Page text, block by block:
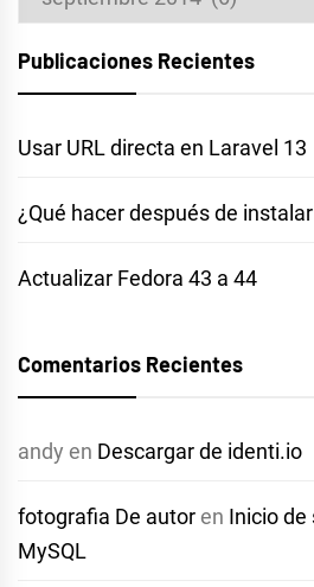
Publicaciones Recientes
Usar URL directa en Laravel 13
¿Qué hacer después de
Actualizar Fedora 43 a 44
Comentarios Recientes
andy en Descargar de identi.io
fotografia De autor en Inicio de
MySQL